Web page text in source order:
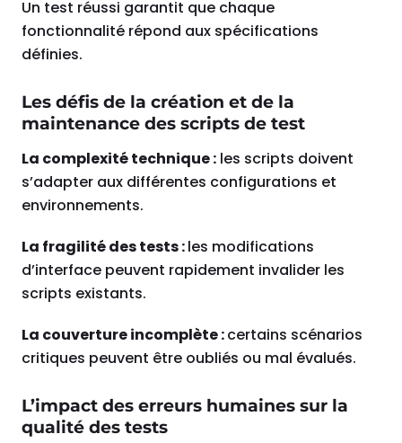
Un test réussi garantit que chaque
fonctionnalité répond aux spécifications
définies.
Les défis de la création et de la
maintenance des scripts de test
La complexité technique : les scripts doivent
s’adapter aux différentes configurations et
environnements.
La fragilité des tests :les modifications
d’interface peuvent rapidement invalider les
scripts existants.
La couverture incomplète :certains scénarios
critiques peuvent être oubliés ou mal évalués.
L’impact des erreurs humaines sur la
qualité des tests